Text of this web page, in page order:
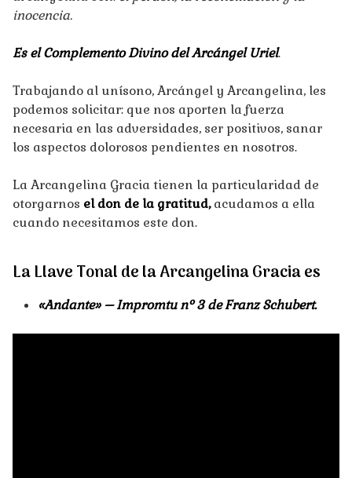
inocencia.
Es el Complemento Divino del Arcángel Uriel.
Trabajando al unísono, Arcángel y Arcangelina, les
podemos solicitar: que nos aporten la fuerza
necesaria en las adversidades, ser positivos, sanar
los aspectos dolorosos pendientes en nosotros.
La Arcangelina Gracia tienen la particularidad de
otorgarnos el don de la gratitud,acudamos a ella
cuando necesitamos este don.
La Llave Tonal de la Arcangelina Gracia es
«Andante» – Impromtu nº 3 de Franz Schubert.